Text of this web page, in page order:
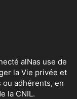
alNas use de
la Vie privée et
adhérents, en
la CNIL.